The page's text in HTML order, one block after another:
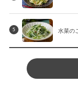
5 水菜の